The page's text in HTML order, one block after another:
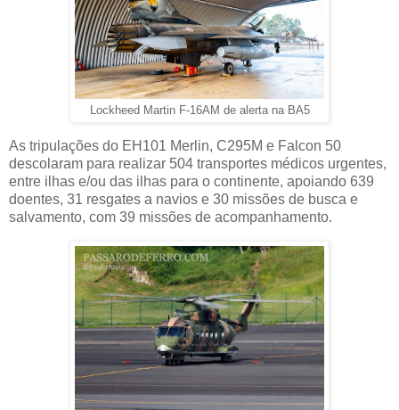
Lockheed Martin F-16AM de alerta na BA5
As tripulações do EH101 Merlin, C295M e Falcon 50
descolaram para realizar 504 transportes médicos urgentes,
entre ilhas e/ou das ilhas para o continente, apoiando 639
doentes, 31 resgates a navios e 30 missões de busca e
salvamento, com 39 missões de acompanhamento.